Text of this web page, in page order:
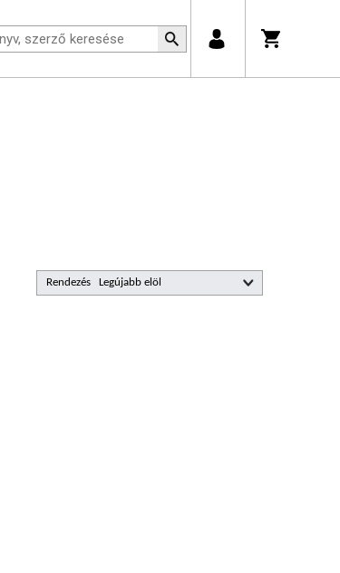
Rendezés